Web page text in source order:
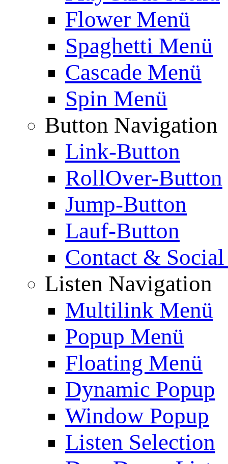
Flower Menü
Spaghetti Menü
Cascade Menü
Spin Menü
Button Navigation
Link-Button
RollOver-Button
Jump-Button
Lauf-Button
Contact &
Listen Navigation
Multilink Menü
Popup Menü
Floating Menü
Dynamic Popup
Window Popup
Listen Selection